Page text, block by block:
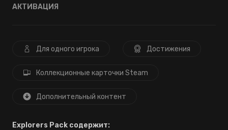
АКТИВАЦИЯ
Для одного игрока Достижения
Коллекционные карточки Steam
Дополнительный контент
Explorers Pack содержит: